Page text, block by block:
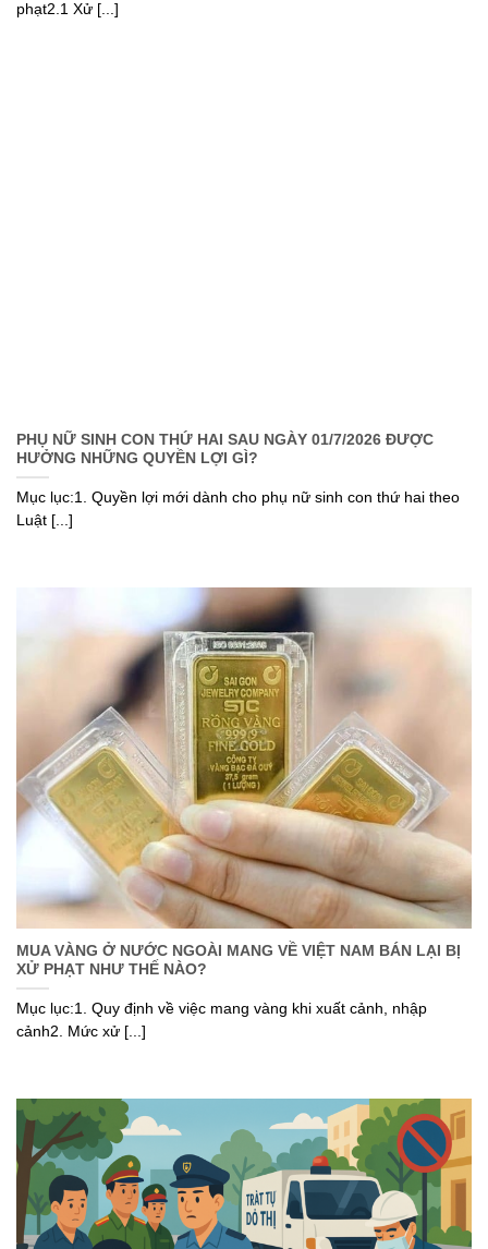
phạt2.1 Xử [...]
PHỤ NỮ SINH CON THỨ HAI SAU NGÀY 01/7/2026 ĐƯỢC
HƯỞNG NHỮNG QUYỀN LỢI GÌ?
Mục lục:1. Quyền lợi mới dành cho phụ nữ sinh con thứ hai theo
Luật [...]
MUA VÀNG Ở NƯỚC NGOÀI MANG VỀ VIỆT NAM BÁN LẠI BỊ
XỬ PHẠT NHƯ THẾ NÀO?
Mục lục:1. Quy định về việc mang vàng khi xuất cảnh, nhập
cảnh2. Mức xử [...]